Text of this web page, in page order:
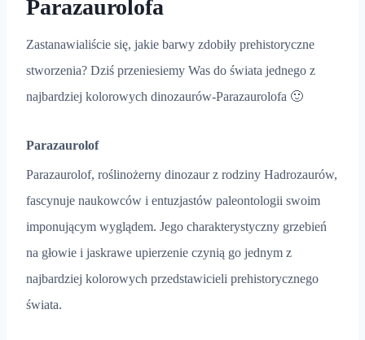
Parazaurolofa
Zastanawialiście się, jakie barwy zdobiły prehistoryczne
stworzenia? Dziś przeniesiemy Was do świata jednego z
najbardziej kolorowych dinozaurów-Parazaurolofa 🙂
Parazaurolof
Parazaurolof, roślinożerny dinozaur z rodziny Hadrozaurów,
fascynuje naukowców i entuzjastów paleontologii swoim
imponującym wyglądem. Jego charakterystyczny grzebień
na głowie i jaskrawe upierzenie czynią go jednym z
najbardziej kolorowych przedstawicieli prehistorycznego
świata.